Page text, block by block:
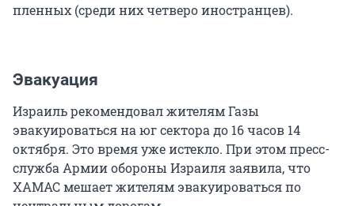
пленных (среди них четверо иностранцев).
Эвакуация
Израиль рекомендовал жителям Газы
эвакуироваться на юг сектора до 16 часов 14
октября. Это время уже истекло. При этом пресс-
служба Армии обороны Израиля заявила, что
ХАМАС мешает жителям эвакуироваться по